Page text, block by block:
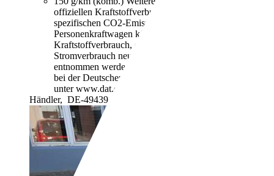
offiziellen Kraftstoffverbrauch und den offiziellen
spezifischen CO2-Emissionen neuer
Personenkraftwagen können dem "Leitfaden über den
Kraftstoffverbrauch, die CO2-Emissionen und den
Stromverbrauch neuer Personenkraftwagen"
entnommen werden, der an allen Verkaufsstellen und
bei der Deutschen Automobil Treuhand GmbH
unter www.dat.de unentgeltlich erhältlich ist.
Händler, DE-49439 Steinfeld